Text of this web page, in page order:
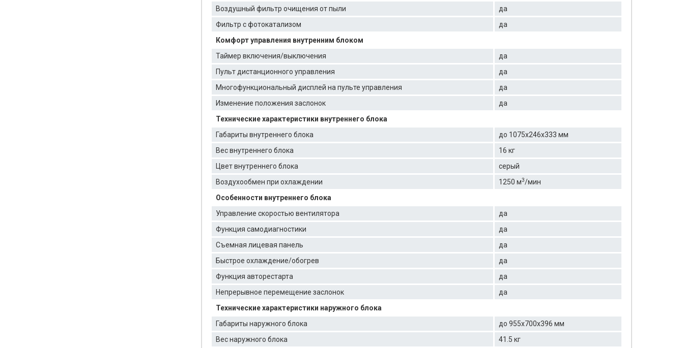
Воздушный фильтр очищения от пыли
да
Фильтр с фотокатализом
да
Комфорт управления внутренним блоком
Таймер включения/выключения
да
Пульт дистанционного управления
да
Многофункциональный дисплей на пульте управления
да
Изменение положения заслонок
да
Технические характеристики внутреннего блока
Габариты внутреннего блока
до 1075х246х333 мм
Вес внутреннего блока
16 кг
Цвет внутреннего блока
серый
Воздухообмен при охлаждении
1250 м3/мин
Особенности внутреннего блока
Управление скоростью вентилятора
да
Функция самодиагностики
да
Съемная лицевая панель
да
Быстрое охлаждение/обогрев
да
Функция авторестарта
да
Непрерывное перемещение заслонок
да
Технические характеристики наружного блока
Габариты наружного блока
до 955x700x396 мм
Вес наружного блока
41.5 кг